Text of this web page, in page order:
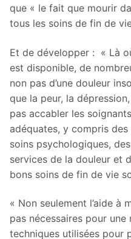
que « le fait que mourir
tous les soins de fin de
Et de développer : « Là
est disponible, de
non pas d’une douleur
que la peur, la
pas accabler les
adéquates, y compris
soins psychologiques,
services de la douleur et
bons soins de fin de vie
« Non seulement l’aide à
pas nécessaires pour
techniques utilisées pour